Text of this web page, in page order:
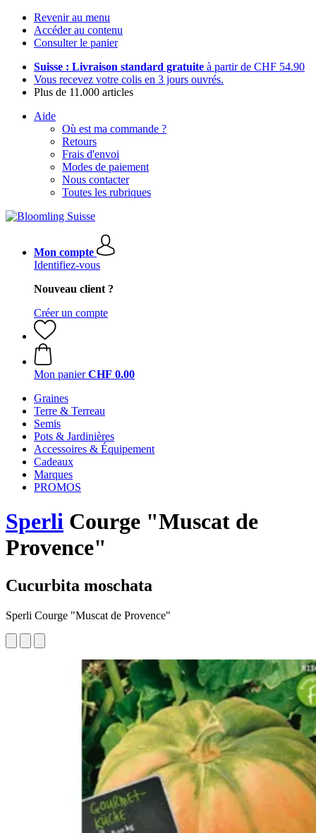
Revenir au menu
Accéder au contenu
Consulter le panier
Suisse : Livraison standard gratuite à partir de CHF 54.90
Vous recevez votre colis en 3 jours ouvrés.
Plus de 11.000 articles
Aide
Où est ma commande ?
Retours
Frais d'envoi
Modes de paiement
Nous contacter
Toutes les rubriques
Mon compte
Identifiez-vous
Nouveau client ?
Créer un compte
Mon panier CHF 0.00
Graines
Terre & Terreau
Semis
Pots & Jardinières
Accessoires & Équipement
Cadeaux
Marques
PROMOS
Sperli Courge "Muscat de
Provence"
Cucurbita moschata
Sperli Courge "Muscat de Provence"